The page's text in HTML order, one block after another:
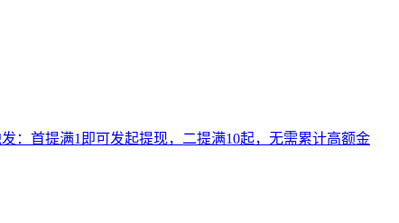
：首提满1即可发起提现，二提满10起，无需累计高额金